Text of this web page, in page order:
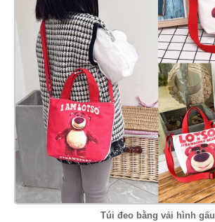
Túi đeo bằng vải hình gấu